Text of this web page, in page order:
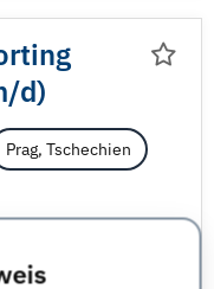
d)
Prag, Tschechien